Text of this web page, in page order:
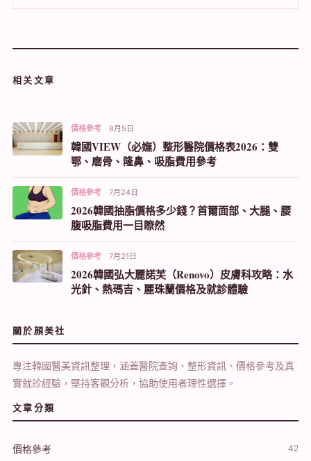
相关文章
價格參考 8月5日
韓國VIEW（必嫵）整形醫院價格表2026：雙
鄂、磨骨、隆鼻、吸脂費用參考
價格參考 7月24日
2026韓國抽脂價格多少錢？首爾面部、大腿、腰
腹吸脂費用一目瞭然
價格參考 7月21日
2026韓國弘大麗諾芙（Renovo）皮膚科攻略：水
光針、熱瑪吉、麗珠蘭價格及就診體驗
關於顔美社
專注韓國醫美資訊整理，涵蓋醫院查詢、整形資訊、價格參考及真
實就診經驗，堅持客觀分析，協助使用者理性選擇。
文章分類
價格參考 42